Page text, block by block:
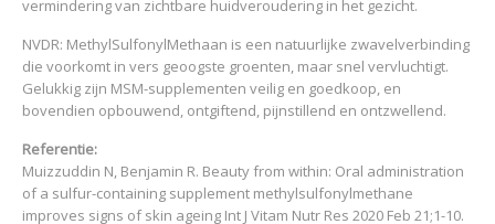
vermindering van zichtbare huidveroudering in het gezicht.
NVDR: MethylSulfonylMethaan is een natuurlijke zwavelverbinding
die voorkomt in vers geoogste groenten, maar snel vervluchtigt.
Gelukkig zijn MSM-supplementen veilig en goedkoop, en
bovendien opbouwend, ontgiftend, pijnstillend en ontzwellend.
Referentie:
Muizzuddin N, Benjamin R. Beauty from within: Oral administration
of a sulfur-containing supplement methylsulfonylmethane
improves signs of skin ageing Int J Vitam Nutr Res 2020 Feb 21;1-10.